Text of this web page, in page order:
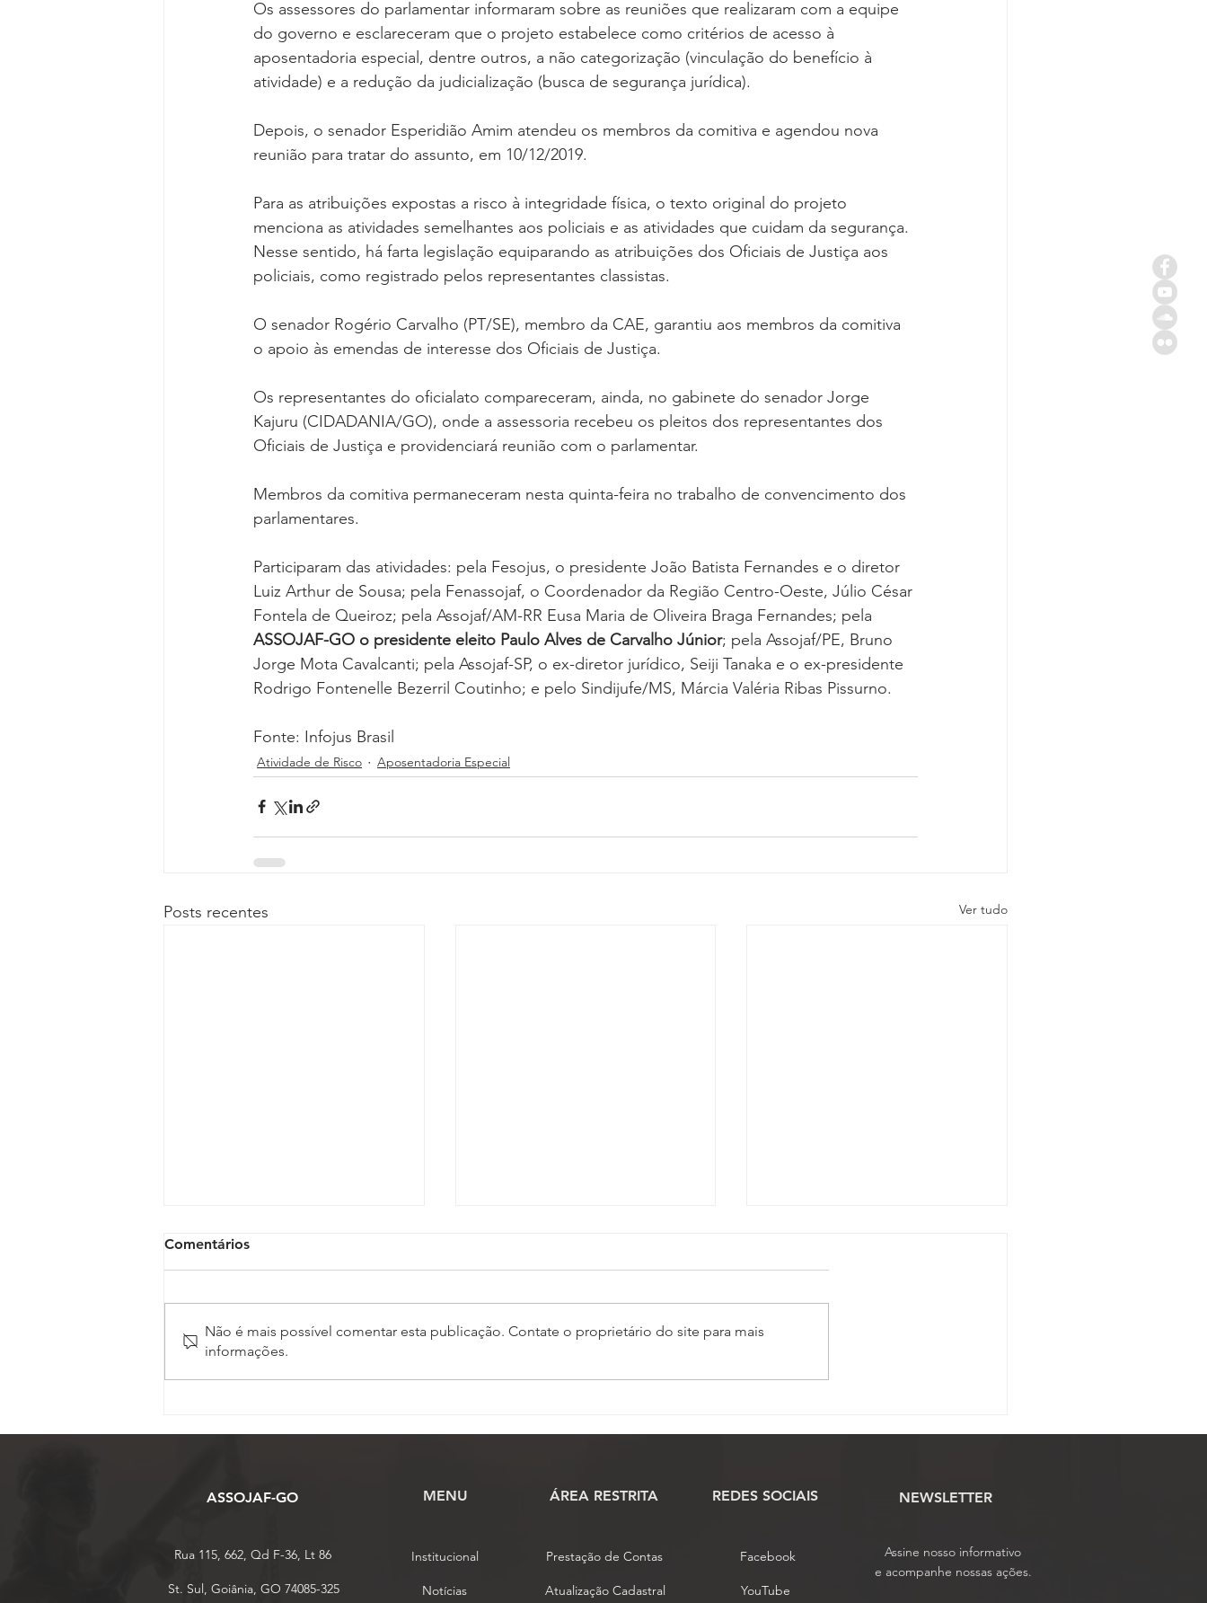
Os assessores do parlamentar informaram sobre as reuniões que realizaram com a equipe
do governo e esclareceram que o projeto estabelece como critérios de acesso à
aposentadoria especial, dentre outros, a não categorização (vinculação do benefício à
atividade) e a redução da judicialização (busca de segurança jurídica).
Depois, o senador Esperidião Amim atendeu os membros da comitiva e agendou nova
reunião para tratar do assunto, em 10/12/2019.
Para as atribuições expostas a risco à integridade física, o texto original do projeto
menciona as atividades semelhantes aos policiais e as atividades que cuidam da segurança.
Nesse sentido, há farta legislação equiparando as atribuições dos Oficiais de Justiça aos
policiais, como registrado pelos representantes classistas.
O senador Rogério Carvalho (PT/SE), membro da CAE, garantiu aos membros da comitiva
o apoio às emendas de interesse dos Oficiais de Justiça.
Os representantes do oficialato compareceram, ainda, no gabinete do senador Jorge
Kajuru (CIDADANIA/GO), onde a assessoria recebeu os pleitos dos representantes dos
Oficiais de Justiça e providenciará reunião com o parlamentar.
Membros da comitiva permaneceram nesta quinta-feira no trabalho de convencimento dos
parlamentares.
Participaram das atividades: pela Fesojus, o presidente João Batista Fernandes e o diretor
Luiz Arthur de Sousa; pela Fenassojaf, o Coordenador da Região Centro-Oeste, Júlio César
Fontela de Queiroz; pela Assojaf/AM-RR Eusa Maria de Oliveira Braga Fernandes; pela
ASSOJAF-GO o presidente eleito Paulo Alves de Carvalho Júnior; pela Assojaf/PE, Bruno
Jorge Mota Cavalcanti; pela Assojaf-SP, o ex-diretor jurídico, Seiji Tanaka e o ex-presidente
Rodrigo Fontenelle Bezerril Coutinho; e pelo Sindijufe/MS, Márcia Valéria Ribas Pissurno.
Fonte: Infojus Brasil
Atividade de Risco Aposentadoria Especial
Posts recentes Ver tudo
Polícia Judicial reforça
Homem arremessa blocos
Fenassojaf convoca Oficiais
Comentários
Não é mais possível comentar esta publicação. Contate o proprietário do site para mais
informações.
ASSOJAF-GO MENU ​ÁREA RESTRITA REDES SOCIAIS NEWSLETTER
Rua 115, 662, Qd F-36, Lt 86
St. Sul, Goiânia, GO 74085-325
Institucional
Notícias
Prestação de Contas
Atualização Cadastral
Facebook
YouTube
Assine nosso informativo
e acompanhe nossas ações.